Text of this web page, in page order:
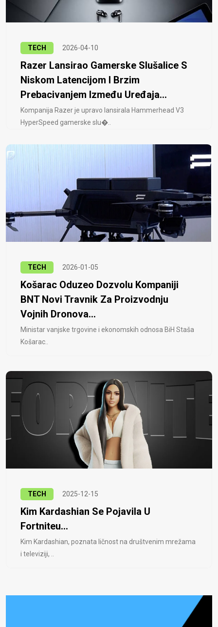
TECH 2026-04-10
Razer Lansirao Gamerske Slušalice S
Niskom Latencijom I Brzim
Prebacivanjem Između Uređaja...
Kompanija Razer je upravo lansirala Hammerhead V3
HyperSpeed ​​gamerske slu�..
TECH 2026-01-05
Košarac Oduzeo Dozvolu Kompaniji
BNT Novi Travnik Za Proizvodnju
Vojnih Dronova...
Ministar vanjske trgovine i ekonomskih odnosa BiH Staša
Košarac..
TECH 2025-12-15
Kim Kardashian Se Pojavila U
Fortniteu...
Kim Kardashian, poznata ličnost na društvenim mrežama
i televiziji, ..